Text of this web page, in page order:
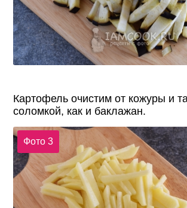
Картофель очистим от кожуры и
соломкой, как и баклажан.
Фото 3